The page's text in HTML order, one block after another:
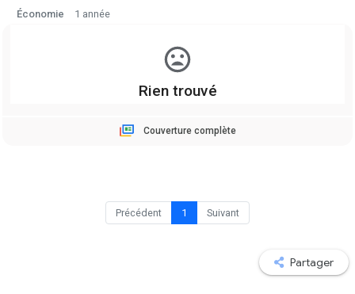
Économie 1 année
Couverture complète
Précédent 1 Suivant
Partager